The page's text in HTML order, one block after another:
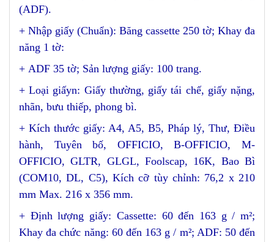
(ADF).
+ Nhập giấy (Chuẩn): Băng cassette 250 tờ; Khay đa
năng 1 tờ:
+ ADF 35 tờ; Sản lượng giấy: 100 trang.
+ Loại giấyn: Giấy thường, giấy tái chế, giấy nặng,
nhãn, bưu thiếp, phong bì.
+ Kích thước giấy: A4, A5, B5, Pháp lý, Thư, Điều
hành, Tuyên bố, OFFICIO, B-OFFICIO, M-
OFFICIO, GLTR, GLGL, Foolscap, 16K, Bao Bì
(COM10, DL, C5), Kích cỡ tùy chỉnh: 76,2 x 210
mm Max. 216 x 356 mm.
+ Định lượng giấy: Cassette: 60 đến 163 g / m²;
Khay đa chức năng: 60 đến 163 g / m²; ADF: 50 đến